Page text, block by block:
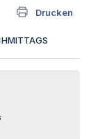
Drucken